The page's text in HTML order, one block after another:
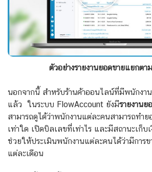
ตัวอย่างรายงานยอดขายแยกตา
นอกจากนี้ สำหรับร้านค้าออนไลน์ที่มีพนักงา
แล้ว ในระบบ FlowAccount ยังมีรายงานย
สามารถดูได้ว่าพนักงานแต่ละคนสามารถทำย
เท่าใด เปิดบิลเลขที่เท่าไร และมีสถานะเก็บ
ช่วยให้ประเมินพนักงานแต่ละคนได้ว่ามีการข
แต่ละเดือน